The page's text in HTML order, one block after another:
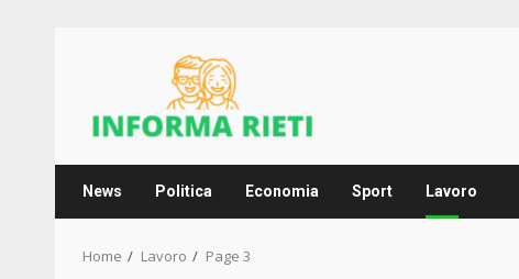
News Politica Economia Sport Lavoro
Home Lavoro Page 3